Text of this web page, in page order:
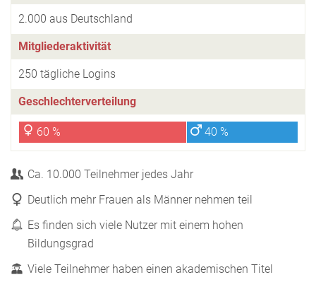
2.000 aus Deutschland
Mitgliederaktivität
250 tägliche Logins
Geschlechterverteilung
60 % 40 %
Ca. 10.000 Teilnehmer jedes Jahr
Deutlich mehr Frauen als Männer nehmen teil
Es finden sich viele Nutzer mit einem hohen
Bildungsgrad
Viele Teilnehmer haben einen akademischen Titel